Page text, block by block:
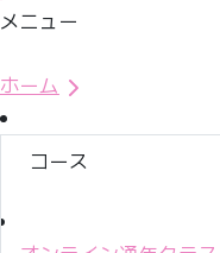
メニュー
ホーム
コース